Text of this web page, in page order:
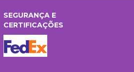
SEGURANÇA E
CERTIFICAÇÕES